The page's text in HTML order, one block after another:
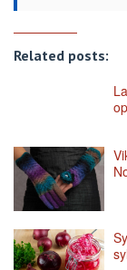
Related posts: